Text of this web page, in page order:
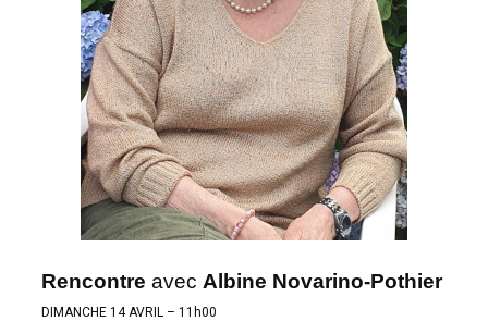
Rencontre avec Albine Novarino-Pothier
DIMANCHE 14 AVRIL – 11h00